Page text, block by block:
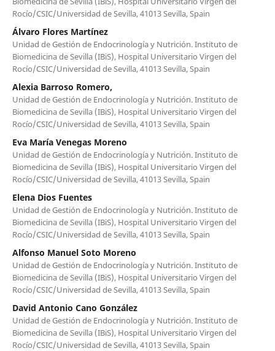
Rocío/CSIC/Universidad de Sevilla, 41013 Sevilla, Spain
Álvaro Flores Martínez
Unidad de Gestión de Endocrinología y Nutrición. Instituto de
Biomedicina de Sevilla (IBiS), Hospital Universitario Virgen del
Rocío/CSIC/Universidad de Sevilla, 41013 Sevilla, Spain
Alexia Barroso Romero,
Unidad de Gestión de Endocrinología y Nutrición. Instituto de
Biomedicina de Sevilla (IBiS), Hospital Universitario Virgen del
Rocío/CSIC/Universidad de Sevilla, 41013 Sevilla, Spain
Eva María Venegas Moreno
Unidad de Gestión de Endocrinología y Nutrición. Instituto de
Biomedicina de Sevilla (IBiS), Hospital Universitario Virgen del
Rocío/CSIC/Universidad de Sevilla, 41013 Sevilla, Spain
Elena Dios Fuentes
Unidad de Gestión de Endocrinología y Nutrición. Instituto de
Biomedicina de Sevilla (IBiS), Hospital Universitario Virgen del
Rocío/CSIC/Universidad de Sevilla, 41013 Sevilla, Spain
Alfonso Manuel Soto Moreno
Unidad de Gestión de Endocrinología y Nutrición. Instituto de
Biomedicina de Sevilla (IBiS), Hospital Universitario Virgen del
Rocío/CSIC/Universidad de Sevilla, 41013 Sevilla, Spain
David Antonio Cano González
Unidad de Gestión de Endocrinología y Nutrición. Instituto de
Biomedicina de Sevilla (IBiS), Hospital Universitario Virgen del
Rocío/CSIC/Universidad de Sevilla, 41013 Sevilla, Spain